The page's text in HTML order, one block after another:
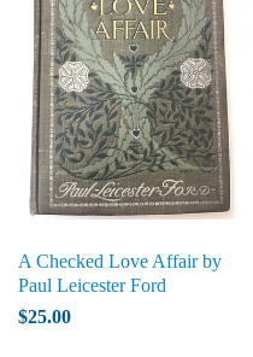
A Checked Love Affair by
Paul Leicester Ford
$25.00